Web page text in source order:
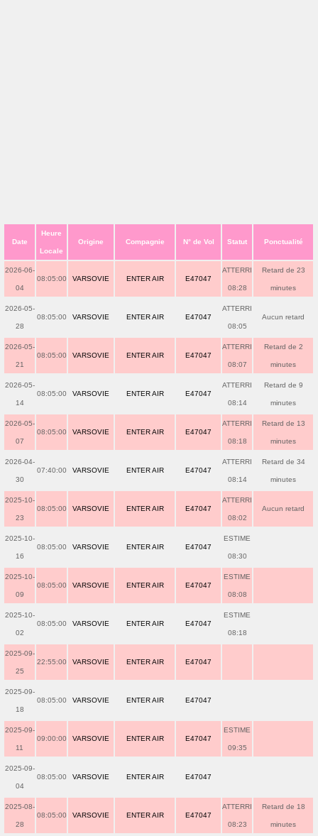
Date
Heure
Locale
Origine Compagnie N° de Vol Statut Ponctualité
2026-06-
04
08:05:00 VARSOVIE ENTER AIR E47047
ATTERRI
08:28
Retard de 23
minutes
2026-05-
28
08:05:00 VARSOVIE ENTER AIR E47047
ATTERRI
08:05
Aucun retard
2026-05-
21
08:05:00 VARSOVIE ENTER AIR E47047
ATTERRI
08:07
Retard de 2
minutes
2026-05-
14
08:05:00 VARSOVIE ENTER AIR E47047
ATTERRI
08:14
Retard de 9
minutes
2026-05-
07
08:05:00 VARSOVIE ENTER AIR E47047
ATTERRI
08:18
Retard de 13
minutes
2026-04-
30
07:40:00 VARSOVIE ENTER AIR E47047
ATTERRI
08:14
Retard de 34
minutes
2025-10-
23
08:05:00 VARSOVIE ENTER AIR E47047
ATTERRI
08:02
Aucun retard
2025-10-
16
08:05:00 VARSOVIE ENTER AIR E47047
ESTIME
08:30
2025-10-
09
08:05:00 VARSOVIE ENTER AIR E47047
ESTIME
08:08
2025-10-
02
08:05:00 VARSOVIE ENTER AIR E47047
ESTIME
08:18
2025-09-
25
22:55:00 VARSOVIE ENTER AIR E47047
2025-09-
18
08:05:00 VARSOVIE ENTER AIR E47047
2025-09-
11
09:00:00 VARSOVIE ENTER AIR E47047
ESTIME
09:35
2025-09-
04
08:05:00 VARSOVIE ENTER AIR E47047
2025-08-
28
08:05:00 VARSOVIE ENTER AIR E47047
ATTERRI
08:23
Retard de 18
minutes